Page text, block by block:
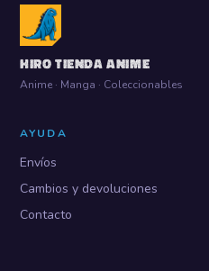
HIRO TIENDA ANIME
Anime · Manga · Coleccionables
AYUDA
Envíos
Cambios y devoluciones
Contacto